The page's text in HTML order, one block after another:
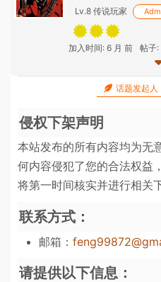
Lv.8 传说玩家
加入时间: 6 月 前 帖子
话题发起人
侵权下架声明
本站发布的所有内容均为无
何内容侵犯了您的合法权益
将第一时间核实并进行相关
联系方式：
邮箱：
请提供以下信息：